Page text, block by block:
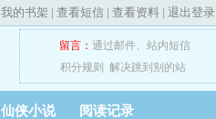
我的书架 | 查看短信 | 查看资料 | 退出登录
留言： 通过邮件、 站内短信
积分规则
解决跳到别的站
仙侠小说 阅读记录